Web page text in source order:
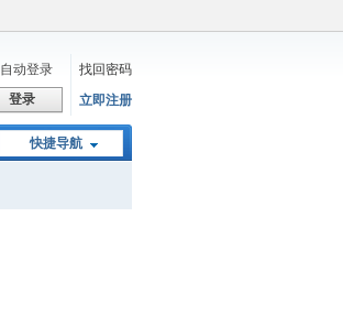
自动登录
找回密码
登录 立即注册
快捷导航